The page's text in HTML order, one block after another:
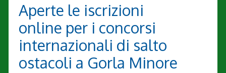
Aperte le iscrizioni
online per i concorsi
internazionali di salto
ostacoli a Gorla Minore